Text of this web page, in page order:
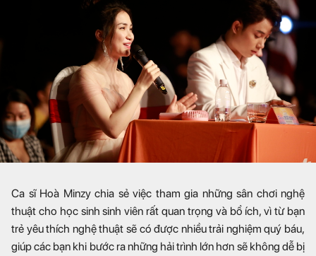
Ca sĩ Hoà Minzy chia sẻ việc tham gia những sân chơi nghệ
thuật cho học sinh sinh viên rất quan trọng và bổ ích, vì từ bạn
trẻ yêu thích nghệ thuật sẽ có được nhiều trải nghiệm quý báu,
giúp các bạn khi bước ra những hải trình lớn hơn sẽ không dễ bị